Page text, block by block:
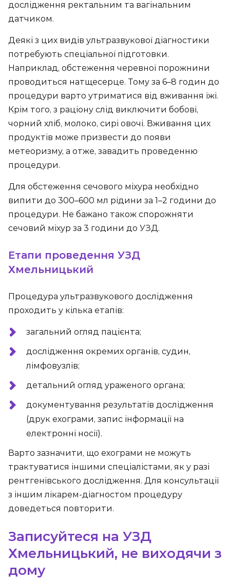
дослідження ректальним та вагінальним
датчиком.
Деякі з цих видів ультразвукової діагностики
потребують спеціальної підготовки.
Наприклад, обстеження черевної порожнини
проводиться натщесерце. Тому за 6–8 годин до
процедури варто утриматися від вживання їжі.
Крім того, з раціону слід виключити бобові,
чорний хліб, молоко, сирі овочі. Вживання цих
продуктів може призвести до появи
метеоризму, а отже, завадить проведенню
процедури.
Для обстеження сечового міхура необхідно
випити до 300–600 мл рідини за 1–2 години до
процедури. Не бажано також спорожняти
сечовий міхур за 3 години до УЗД.
Етапи проведення УЗД
Хмельницький
Процедура ультразвукового дослідження
проходить у кілька етапів:
загальний огляд пацієнта;
дослідження окремих органів, судин,
лімфовузлів;
детальний огляд ураженого органа;
документування результатів дослідження
(друк ехограми, запис інформації на
електронні носії).
Варто зазначити, що ехограми не можуть
трактуватися іншими спеціалістами, як у разі
рентгенівського дослідження. Для консультації
з іншим лікарем-діагностом процедуру
доведеться повторити.
Записуйтеся на УЗД
Хмельницький, не виходячи з
дому